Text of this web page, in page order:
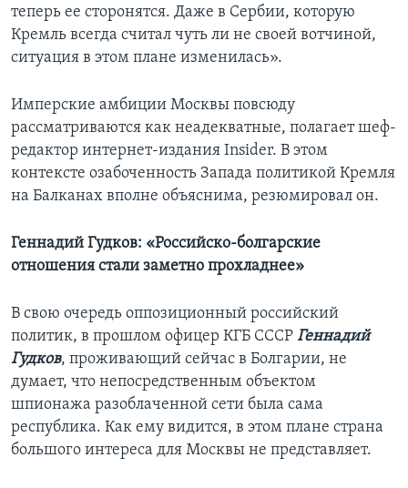
теперь ее сторонятся. Даже в Сербии, которую
Кремль всегда считал чуть ли не своей вотчиной,
ситуация в этом плане изменилась».
Имперские амбиции Москвы повсюду
рассматриваются как неадекватные, полагает шеф-
редактор интернет-издания Insider. В этом
контексте озабоченность Запада политикой Кремля
на Балканах вполне объяснима, резюмировал он.
Геннадий Гудков: «Российско-болгарские
отношения стали заметно прохладнее»
В свою очередь оппозиционный российский
политик, в прошлом офицер КГБ СССР Геннадий
Гудков, проживающий сейчас в Болгарии, не
думает, что непосредственным объектом
шпионажа разоблаченной сети была сама
республика. Как ему видится, в этом плане страна
большого интереса для Москвы не представляет.